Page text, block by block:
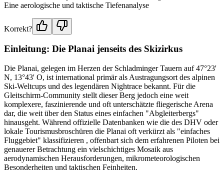
Eine aerologische und taktische Tiefenanalyse
Korrekt?
Einleitung: Die Planai jenseits des Skizirkus
Die Planai, gelegen im Herzen der Schladminger Tauern auf 47°23'
N, 13°43' O, ist international primär als Austragungsort des alpinen
Ski-Weltcups und des legendären Nightrace bekannt. Für die
Gleitschirm-Community stellt dieser Berg jedoch eine weit
komplexere, faszinierende und oft unterschätzte fliegerische Arena
dar, die weit über den Status eines einfachen "Abgleiterbergs"
hinausgeht. Während offizielle Datenbanken wie die des DHV oder
lokale Tourismusbroschüren die Planai oft verkürzt als "einfaches
Fluggebiet" klassifizieren , offenbart sich dem erfahrenen Piloten bei
genauerer Betrachtung ein vielschichtiges Mosaik aus
aerodynamischen Herausforderungen, mikrometeorologischen
Besonderheiten und taktischen Feinheiten.